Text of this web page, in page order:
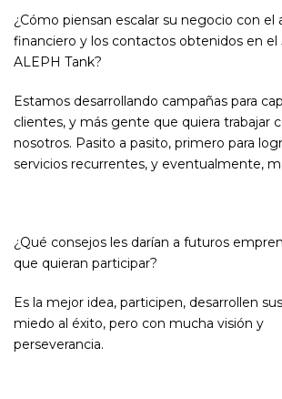
¿Cómo piensan escalar su negocio con el
financiero y los contactos obtenidos en el
ALEPH Tank?
Estamos desarrollando campañas para
clientes, y más gente que quiera trabajar
nosotros. Pasito a pasito, primero para
servicios recurrentes, y eventualmente,
¿Qué consejos les darían a futuros
que quieran participar?
Es la mejor idea, participen, desarrollen
miedo al éxito, pero con mucha visión y
perseverancia.